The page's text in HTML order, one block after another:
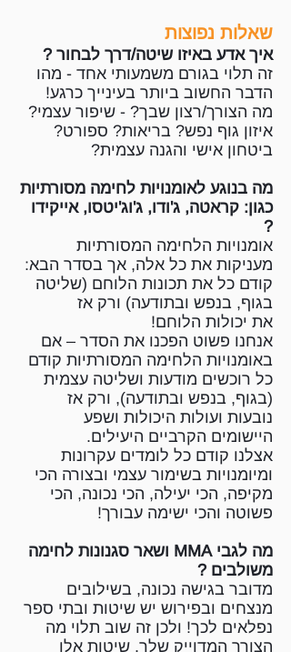
שאלות נפוצות
איך אדע באיזו שיטה/דרך לבחור ?
זה תלוי בגורם משמעותי אחד - מהו
הדבר החשוב ביותר בעינייך כרגע!
מה הצורך/רצון שבך? - שיפור עצמי?
איזון גוף נפש? בריאות? ספורט?
ביטחון אישי והגנה עצמית?
מה בנוגע לאומנויות לחימה מסורתיות
כגון: קראטה, ג'ודו, ג'וג'יטסו, אייקידו
?
אומנויות הלחימה המסורתיות
מעניקות את כל אלה, אך בסדר הבא:
קודם כל את תכונות הלוחם (שליטה
בגוף, בנפש ובתודעה) ורק אז
את יכולות הלוחם!
אנחנו פשוט הפכנו את הסדר – אם
באומנויות הלחימה המסורתיות קודם
כל רוכשים מודעות ושליטה עצמית
(בגוף, בנפש ובתודעה), ורק אז
נובעות ועולות היכולות ושפע
היישומים הקרביים היעילים.
אצלנו קודם כל לומדים עקרונות
ומיומנויות בשימור עצמי ובצורה הכי
מקיפה, הכי יעילה, הכי נכונה, הכי
פשוטה והכי ישימה עבורך!
מה לגבי MMA ושאר סגנונות לחימה
משולבים ?
מדובר בגישה נכונה, בשילובים
מנצחים ובפירוש יש שיטות ובתי ספר
נפלאים לכך! ולכן זה שוב תלוי מה
הצורך המדוייק שלך. שיטות אלו